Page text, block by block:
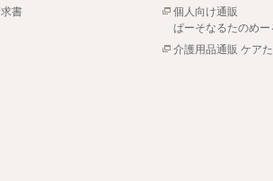
書
個人向け通販
ぱーそなるたのめー
介護用品通販 ケア